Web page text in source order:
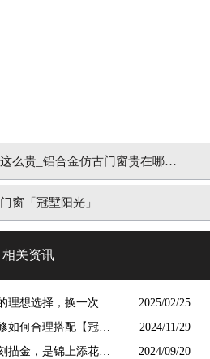
么贵_铝合金仿古门窗贵在哪里
窗「冠墅阳光」
相关资讯
理想选择，换一次用
2025/02/25
如何合理搭配【冠墅
2024/11/29
描金，是锦上添花
2024/09/20